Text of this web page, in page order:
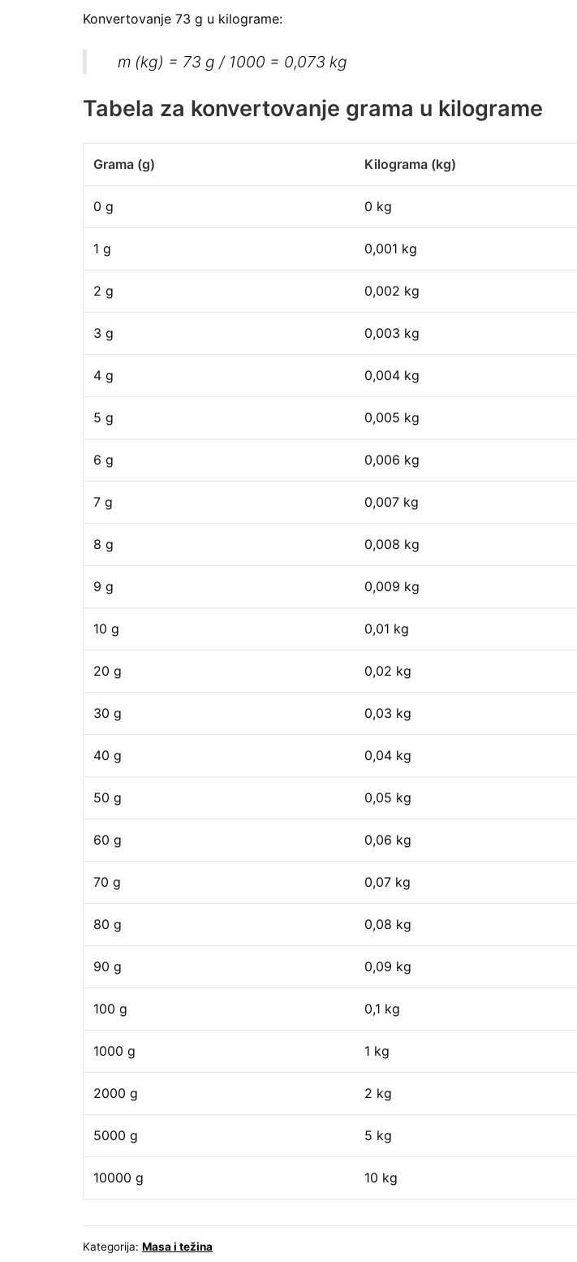
Konvertovanje 73 g u kilograme:
m (kg) = 73 g / 1000 = 0,073 kg
Tabela za konvertovanje grama u kilograme
Grama (g) Kilograma (kg)
0 g 0 kg
1 g 0,001 kg
2 g 0,002 kg
3 g 0,003 kg
4 g 0,004 kg
5 g 0,005 kg
6 g 0,006 kg
7 g 0,007 kg
8 g 0,008 kg
9 g 0,009 kg
10 g 0,01 kg
20 g 0,02 kg
30 g 0,03 kg
40 g 0,04 kg
50 g 0,05 kg
60 g 0,06 kg
70 g 0,07 kg
80 g 0,08 kg
90 g 0,09 kg
100 g 0,1 kg
1000 g 1 kg
2000 g 2 kg
5000 g 5 kg
10000 g 10 kg
Kategorija: Masa i težina